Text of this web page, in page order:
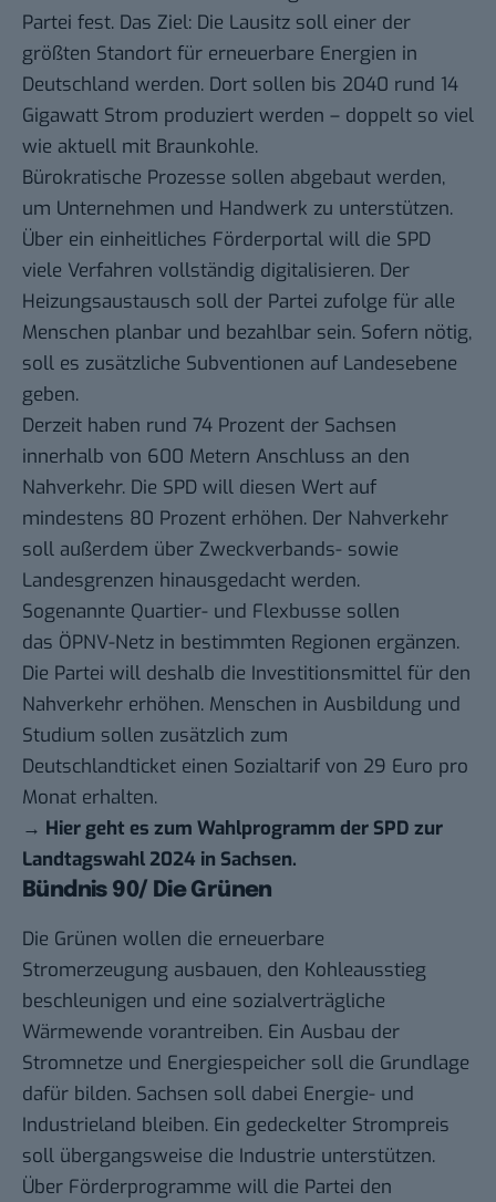
Partei fest. Das Ziel: Die Lausitz soll einer der
größten Standort für erneuerbare Energien in
Deutschland werden. Dort sollen bis 2040 rund 14
Gigawatt Strom produziert werden – doppelt so viel
wie aktuell mit Braunkohle.
Bürokratische Prozesse sollen abgebaut werden,
um Unternehmen und Handwerk zu unterstützen.
Über ein einheitliches Förderportal will die SPD
viele Verfahren vollständig digitalisieren. Der
Heizungsaustausch soll der Partei zufolge für alle
Menschen planbar und bezahlbar sein. Sofern nötig,
soll es zusätzliche Subventionen auf Landesebene
geben.
Derzeit haben rund 74 Prozent der Sachsen
innerhalb von 600 Metern Anschluss an den
Nahverkehr. Die SPD will diesen Wert auf
mindestens 80 Prozent erhöhen. Der Nahverkehr
soll außerdem über Zweckverbands- sowie
Landesgrenzen hinausgedacht werden.
Sogenannte Quartier- und Flexbusse sollen
das ÖPNV-Netz in bestimmten Regionen ergänzen.
Die Partei will deshalb die Investitionsmittel für den
Nahverkehr erhöhen. Menschen in Ausbildung und
Studium sollen zusätzlich zum
Deutschlandticket einen Sozialtarif von 29 Euro pro
Monat erhalten.
→ Hier geht es zum Wahlprogramm der SPD zur
Landtagswahl 2024 in Sachsen.
Bündnis 90/ Die Grünen
Die Grünen wollen die erneuerbare
Stromerzeugung ausbauen, den Kohleausstieg
beschleunigen und eine sozialverträgliche
Wärmewende vorantreiben. Ein Ausbau der
Stromnetze und Energiespeicher soll die Grundlage
dafür bilden. Sachsen soll dabei Energie- und
Industrieland bleiben. Ein gedeckelter Strompreis
soll übergangsweise die Industrie unterstützen.
Über Förderprogramme will die Partei den